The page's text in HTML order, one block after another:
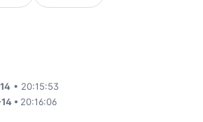
• 20:15:53
• 20:16:06